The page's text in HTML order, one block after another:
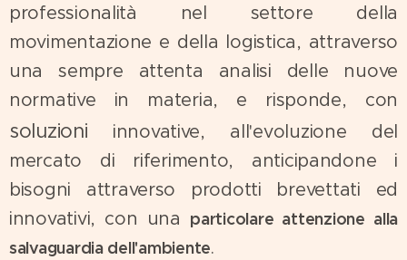
professionalità nel settore della
movimentazione e della logistica, attraverso
una sempre attenta analisi delle nuove
normative in materia, e risponde, con
soluzioni innovative, all'evoluzione del
mercato di riferimento, anticipandone i
bisogni attraverso prodotti brevettati ed
innovativi, con una particolare attenzione alla
salvaguardia dell'ambiente.